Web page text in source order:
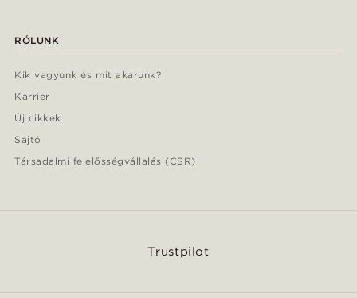
RÓLUNK
Kik vagyunk és mit akarunk?
Karrier
Új cikkek
Sajtó
Társadalmi felelősségvállalás (CSR)
Trustpilot